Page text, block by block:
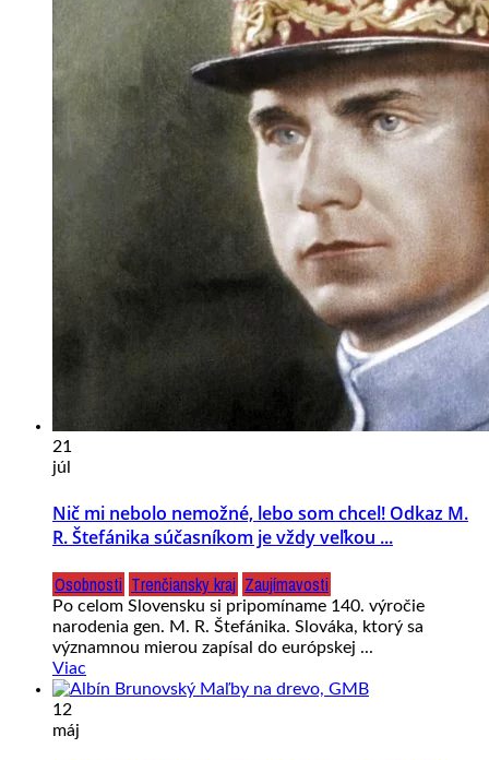
21
júl
Nič mi nebolo nemožné, lebo som chcel! Odkaz M.
R. Štefánika súčasníkom je vždy veľkou ...
Osobnosti Trenčiansky kraj Zaujímavosti
Po celom Slovensku si pripomíname 140. výročie
narodenia gen. M. R. Štefánika. Slováka, ktorý sa
významnou mierou zapísal do európskej ...
Viac
12
máj